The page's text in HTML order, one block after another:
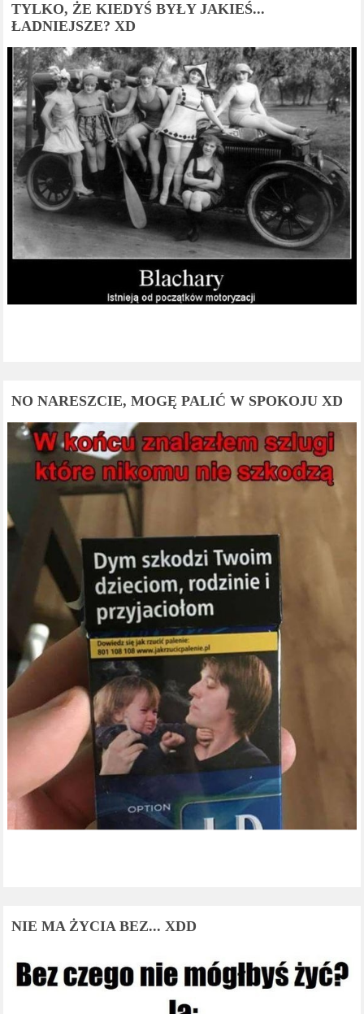
TYLKO, ŻE KIEDYŚ BYŁY JAKIEŚ...
ŁADNIEJSZE? XD
NO NARESZCIE, MOGĘ PALIĆ W SPOKOJU XD
NIE MA ŻYCIA BEZ... XDD